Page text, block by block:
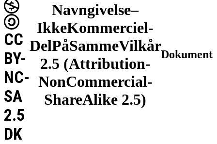
Navngivelse–
IkkeKommerciel-
DelPåSammeVilkår
2.5 (Attribution-
NonCommercial-
ShareAlike 2.5)
CC
BY-
NC-
SA
2.5
DK